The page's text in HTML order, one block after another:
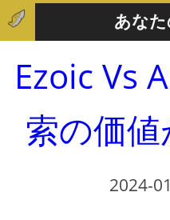
あな
Ezoic Vs
索の価
2024-